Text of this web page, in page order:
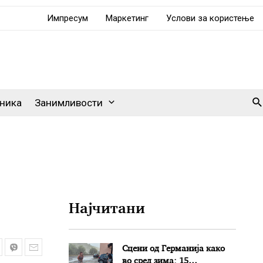
Импресум Маркетинг Услови за користење
Занимливости
Најчитани
Сцени од Германија како
во сред зима: 15